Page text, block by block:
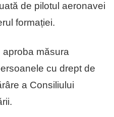
de pilotul aeronavei
formației.
aproba măsura
cu drept de
a Consiliului